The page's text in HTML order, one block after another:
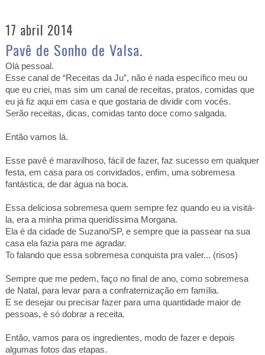
17 abril 2014
Pavê de Sonho de Valsa.
Olá pessoal.
Esse canal de “Receitas da Ju”, não é nada específico meu ou
que eu criei, mas sim um canal de receitas, pratos, comidas que
eu já fiz aqui em casa e que gostaria de dividir com vocês.
Serão receitas, dicas, comidas tanto doce como salgada.
Então vamos lá.
Esse pavê é maravilhoso, fácil de fazer, faz sucesso em qualquer
festa, em casa para os convidados, enfim, uma sobremesa
fantástica, de dar água na boca.
Essa deliciosa sobremesa quem sempre fez quando eu ia visitá-
la, era a minha prima queridíssima Morgana.
Ela é da cidade de Suzano/SP, e sempre que ia passear na sua
casa ela fazia para me agradar.
To falando que essa sobremesa conquista pra valer... (risos)
Sempre que me pedem, faço no final de ano, como sobremesa
de Natal, para levar para a confraternização em família.
E se desejar ou precisar fazer para uma quantidade maior de
pessoas, é só dobrar a receita.
Então, vamos para os ingredientes, modo de fazer e depois
algumas fotos das etapas.